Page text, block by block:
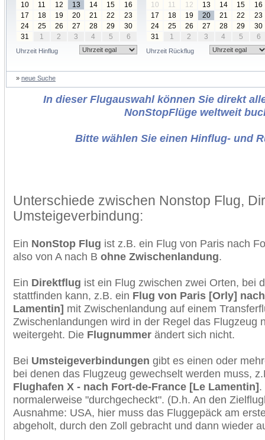
10
11 12 13 14 15
16
17
18 19 20 21 22
23
24
25 26 27 28 29
30
31
1 2 3 4 5 6
Uhrzeit Hinflug
10
11 12 13 14 15
16
17
18 19 20 21 22
23
24
25 26 27 28 29
30
31
1 2 3 4 5 6
Uhrzeit Rückflug
» neue Suche
In dieser Flugauswahl können Sie direkt
NonStopFlüge weltweit
Bitte wählen Sie einen Hinflug- und
Unterschiede zwischen Nonstop Flug,
Umsteigeverbindung:
Ein NonStop Flug ist z.B. ein Flug von Paris nach
also von A nach B ohne Zwischenlandung.
Ein Direktflug ist ein Flug zwischen zwei Orten, bei
stattfinden kann, z.B. ein Flug von Paris [Orly]
Lamentin] mit Zwischenlandung auf einem
Zwischenlandungen wird in der Regel das Flugzeug
weitergeht. Die Flugnummer ändert sich nicht.
Bei Umsteigeverbindungen gibt es einen oder
bei denen das Flugzeug gewechselt werden muss,
Flughafen X - nach Fort-de-France [Le Lamentin].
normalerweise "durchgecheckt". (D.h. An den
Ausnahme: USA, hier muss das Fluggepäck am
abgeholt, durch den Zoll gebracht und dann wieder